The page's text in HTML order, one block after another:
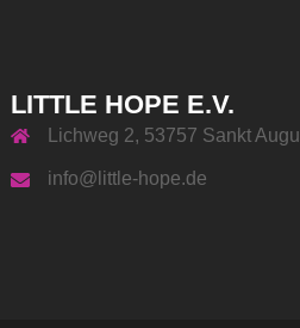
LITTLE HOPE E.V.
Lichweg 2, 53757 Sankt
info@little-hope.de